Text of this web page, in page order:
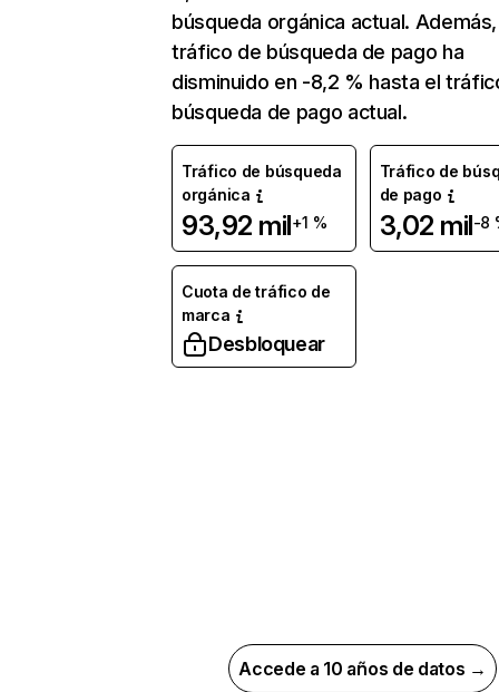
búsqueda orgánica actual.
tráfico de búsqueda de pago ha
disminuido en -8,2 % hasta el
búsqueda de pago actual.
Tráfico de búsqueda
orgánica
93,92 mil+1 %
Tráfico de
de pago
3,02 mil-8
Cuota de tráfico de
marca
Desbloquear
Accede a 10 años de datos →